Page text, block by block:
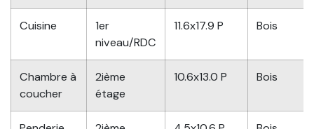
Cuisine
1er
niveau/RDC
11.6x17.9 P Bois
Chambre à
coucher
2ième
étage
10.6x13.0 P Bois